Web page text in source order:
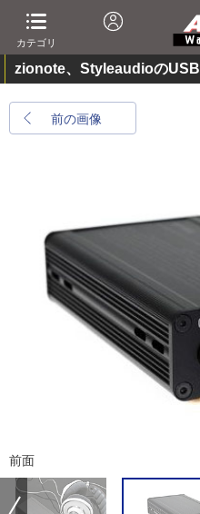
カテゴリ
zionote、Styleaudioの
前の画像
前面